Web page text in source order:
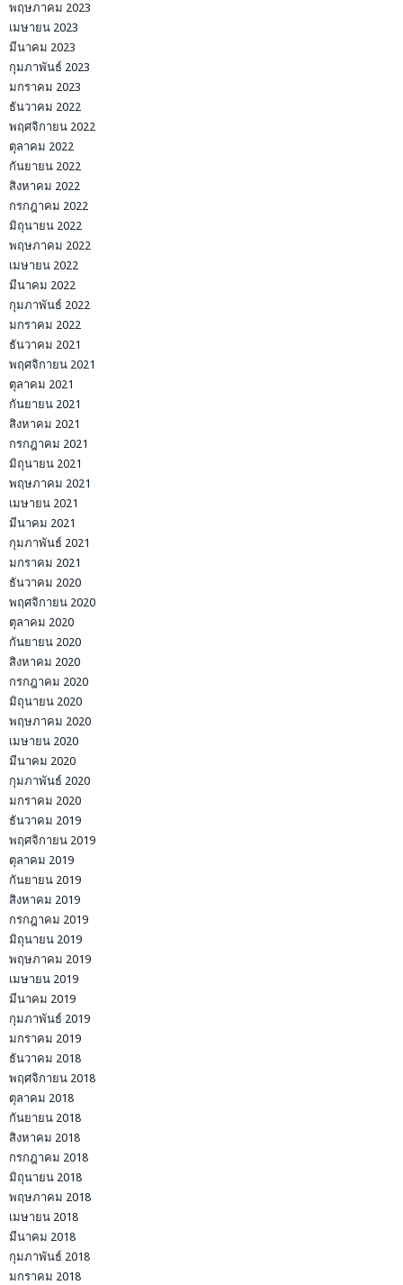
พฤษภาคม 2023
เมษายน 2023
มีนาคม 2023
กุมภาพันธ์ 2023
มกราคม 2023
ธันวาคม 2022
พฤศจิกายน 2022
ตุลาคม 2022
กันยายน 2022
สิงหาคม 2022
กรกฎาคม 2022
มิถุนายน 2022
พฤษภาคม 2022
เมษายน 2022
มีนาคม 2022
กุมภาพันธ์ 2022
มกราคม 2022
ธันวาคม 2021
พฤศจิกายน 2021
ตุลาคม 2021
กันยายน 2021
สิงหาคม 2021
กรกฎาคม 2021
มิถุนายน 2021
พฤษภาคม 2021
เมษายน 2021
มีนาคม 2021
กุมภาพันธ์ 2021
มกราคม 2021
ธันวาคม 2020
พฤศจิกายน 2020
ตุลาคม 2020
กันยายน 2020
สิงหาคม 2020
กรกฎาคม 2020
มิถุนายน 2020
พฤษภาคม 2020
เมษายน 2020
มีนาคม 2020
กุมภาพันธ์ 2020
มกราคม 2020
ธันวาคม 2019
พฤศจิกายน 2019
ตุลาคม 2019
กันยายน 2019
สิงหาคม 2019
กรกฎาคม 2019
มิถุนายน 2019
พฤษภาคม 2019
เมษายน 2019
มีนาคม 2019
กุมภาพันธ์ 2019
มกราคม 2019
ธันวาคม 2018
พฤศจิกายน 2018
ตุลาคม 2018
กันยายน 2018
สิงหาคม 2018
กรกฎาคม 2018
มิถุนายน 2018
พฤษภาคม 2018
เมษายน 2018
มีนาคม 2018
กุมภาพันธ์ 2018
มกราคม 2018